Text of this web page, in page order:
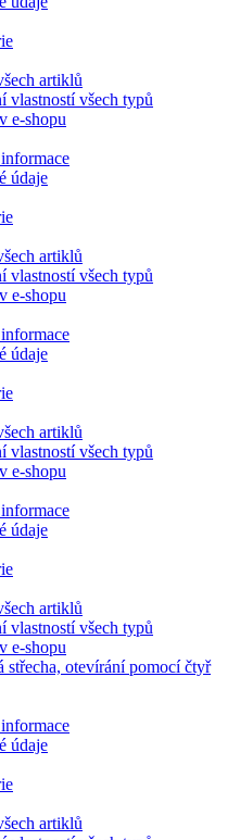
artiklů
vlastností všech typů
e-shopu
údaje
artiklů
vlastností všech typů
e-shopu
údaje
artiklů
vlastností všech typů
e-shopu
údaje
artiklů
vlastností všech typů
e-shopu
střecha, otevírání pomocí čtyř
údaje
artiklů